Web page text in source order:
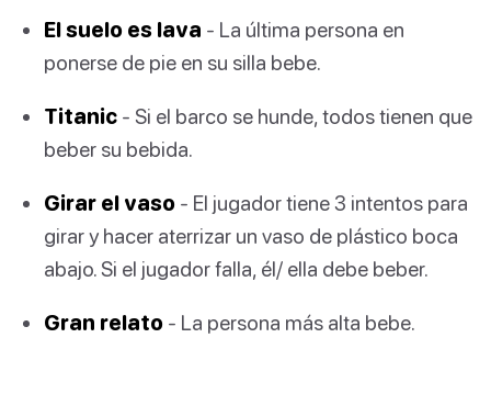
El suelo es lava - La última persona en
ponerse de pie en su silla bebe.
Titanic - Si el barco se hunde, todos tienen que
beber su bebida.
Girar el vaso - El jugador tiene 3 intentos para
girar y hacer aterrizar un vaso de plástico boca
abajo. Si el jugador falla, él/ ella debe beber.
Gran relato - La persona más alta bebe.